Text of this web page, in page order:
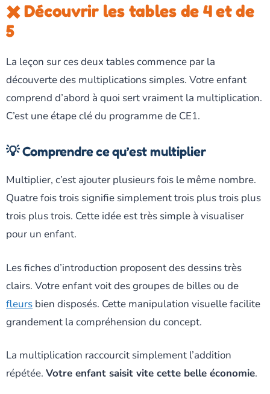
✖️ Découvrir les tables de 4 et de
5
La leçon sur ces deux tables commence par la
découverte des multiplications simples. Votre enfant
comprend d’abord à quoi sert vraiment la multiplication.
C’est une étape clé du programme de CE1.
💡 Comprendre ce qu’est multiplier
Multiplier, c’est ajouter plusieurs fois le même nombre.
Quatre fois trois signifie simplement trois plus trois plus
trois plus trois. Cette idée est très simple à visualiser
pour un enfant.
Les fiches d’introduction proposent des dessins très
clairs. Votre enfant voit des groupes de billes ou de
fleurs bien disposés. Cette manipulation visuelle facilite
grandement la compréhension du concept.
La multiplication raccourcit simplement l’addition
répétée. Votre enfant saisit vite cette belle économie.